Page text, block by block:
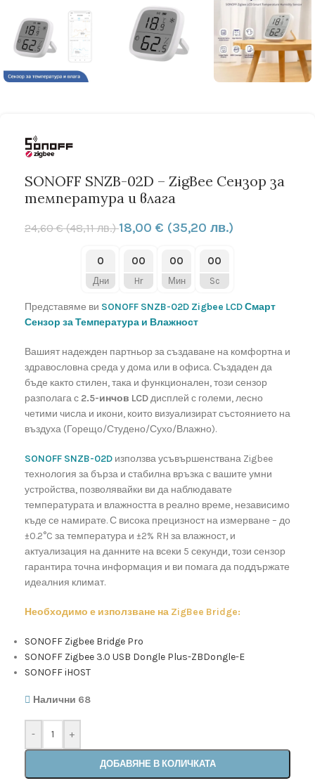
SONOFF SNZB-02D – ZigBee Сензор за
температура и влага
24,60€(48,11 лв.)18,00 € (35,20 лв.)
0
Дни
00
Hr
00
Мин
00
Sc
Представяме ви SONOFF SNZB-02D Zigbee LCD Смарт
Сензор за Температура и Влажност
Вашият надежден партньор за създаване на комфортна и
здравословна среда у дома или в офиса. Създаден да
бъде както стилен, така и функционален, този сензор
разполага с 2.5-инчов LCDдисплей с големи, лесно
четими числа и икони, които визуализират състоянието на
въздуха (Горещо/Студено/Сухо/Влажно).
SONOFF SNZB-02D използва усъвършенствана Zigbee
технология за бърза и стабилна връзка с вашите умни
устройства, позволявайки ви да наблюдавате
температурата и влажността в реално време, независимо
къде се намирате. С висока прецизност на измерване – до
±0.2°C за температура и ±2% RH за влажност, и
актуализация на данните на всеки 5 секунди, този сензор
гарантира точна информация и ви помага да поддържате
идеалния климат.
Необходимо е използване на ZigBee Bridge:
SONOFF Zigbee Bridge Pro
SONOFF Zigbee 3.0 USB Dongle Plus-ZBDongle-E
SONOFF iHOST
Налични 68
- +
ДОБАВЯНЕ В КОЛИЧКАТА